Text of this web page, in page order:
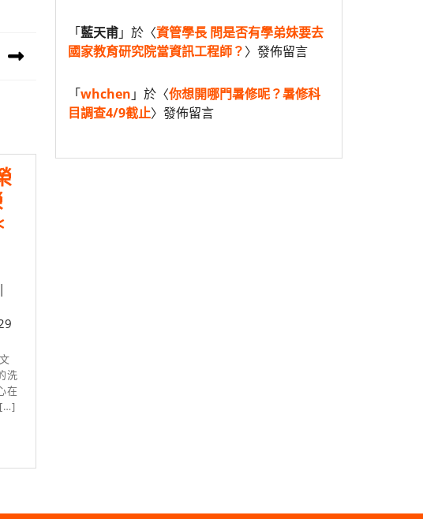
2026
|
洗
在
[…]
「藍天甫」於〈資管學長 問是否有學弟妹要去
國家教育研究院當資訊工程師？〉發佈留言
「whchen 」於〈你想開哪門暑修呢？暑修科
目調查4/9截止〉發佈留言